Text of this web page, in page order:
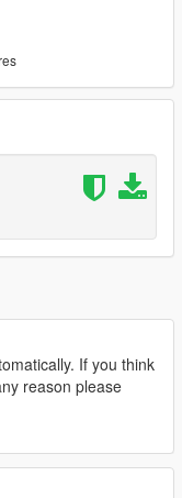
If you think
reason please